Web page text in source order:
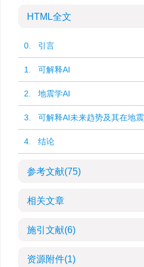
HTML全文
0. 引言
1. 可解释AI
2. 地震学AI
3. 可解释AI未来趋势及其在地
4. 结论
参考文献(75)
相关文章
施引文献(6)
资源附件(1)